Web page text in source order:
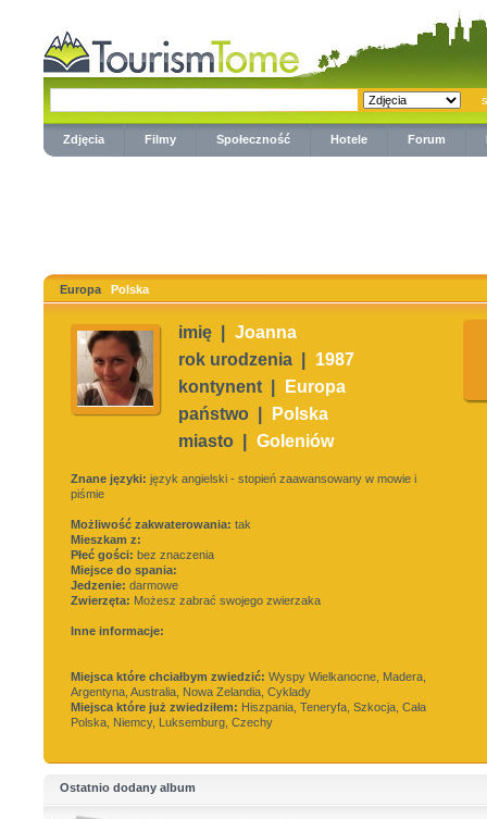
Zdjęcia Filmy Społeczność Hotele Forum
Europa Polska
imię |
Joanna
rok urodzenia |
1987
kontynent |
Europa
państwo |
Polska
miasto |
Goleniów
Znane języki: język angielski - stopień zaawansowany w mowie i
piśmie
Możliwość zakwaterowania: tak
Mieszkam z:
Płeć gości: bez znaczenia
Miejsce do spania:
Jedzenie: darmowe
Zwierzęta: Możesz zabrać swojego zwierzaka
Inne informacje:
Miejsca które chciałbym zwiedzić: Wyspy Wielkanocne, Madera,
Argentyna, Australia, Nowa Zelandia, Cyklady
Miejsca które już zwiedziłem: Hiszpania, Teneryfa, Szkocja, Cała
Polska, Niemcy, Luksemburg, Czechy
Ostatnio dodany album